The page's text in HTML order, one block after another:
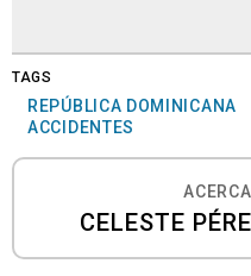
TAGS
REPÚBLICA DOMINICANA
ACCIDENTES
CELESTE